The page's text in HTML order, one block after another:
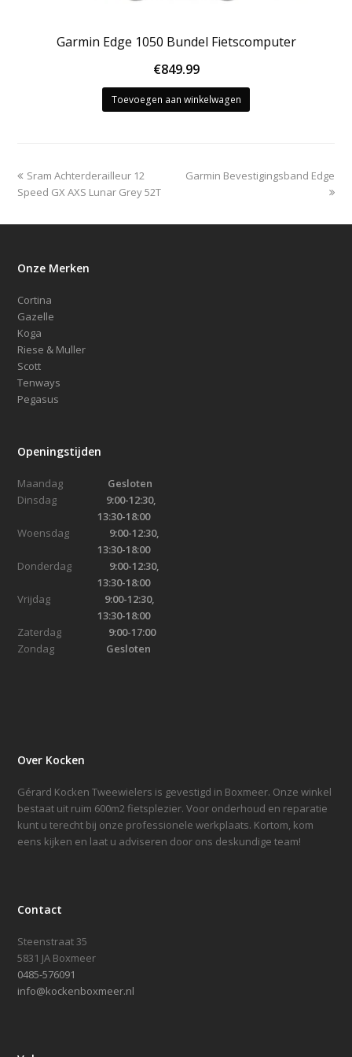
Garmin Edge 1050 Bundel Fietscomputer
€849.99
Toevoegen aan winkelwagen
previous
post:
Sram Achterderailleur 12
Speed GX AXS Lunar Grey 52T
next
Garmin Bevestigingsband Edge
Onze Merken
Cortina
Gazelle
Koga
Riese & Muller
Scott
Tenways
Pegasus
Openingstijden
Maandag Gesloten
Dinsdag 9:00-12:30,
13:30-18:00
Woensdag
9:00-12:30,
13:30-18:00
Donderdag 9:00-12:30,
13:30-18:00
Vrijdag 9:00-12:30,
13:30-18:00
Zaterdag 9:00-17:00
Zondag Gesloten
Over Kocken
Gérard Kocken Tweewielers is gevestigd in Boxmeer. Onze winkel
bestaat uit ruim 600m2 fietsplezier. Voor onderhoud en reparatie
kunt u terecht bij onze professionele werkplaats. Kortom, kom
eens kijken en laat u adviseren door ons deskundige team!
Contact
Steenstraat 35
5831 JA Boxmeer
0485-576091
info@kockenboxmeer.nl